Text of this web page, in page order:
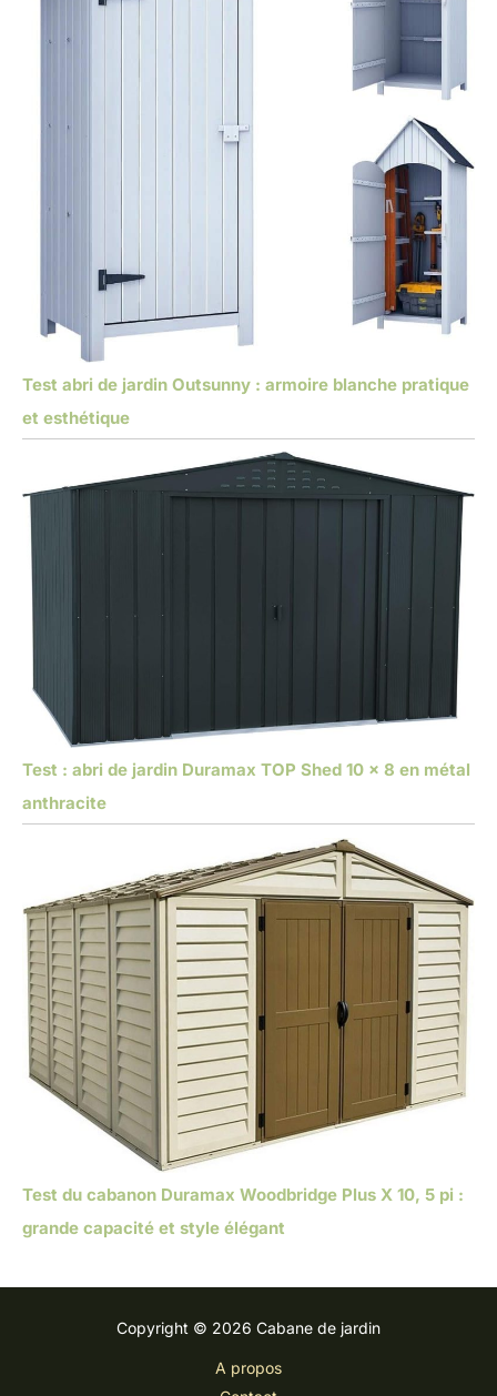
Test abri de jardin Outsunny : armoire blanche pratique
et esthétique
Test : abri de jardin Duramax TOP Shed 10 x 8 en métal
anthracite
Test du cabanon Duramax Woodbridge Plus X 10, 5 pi :
grande capacité et style élégant
Copyright © 2026 Cabane de jardin
A propos